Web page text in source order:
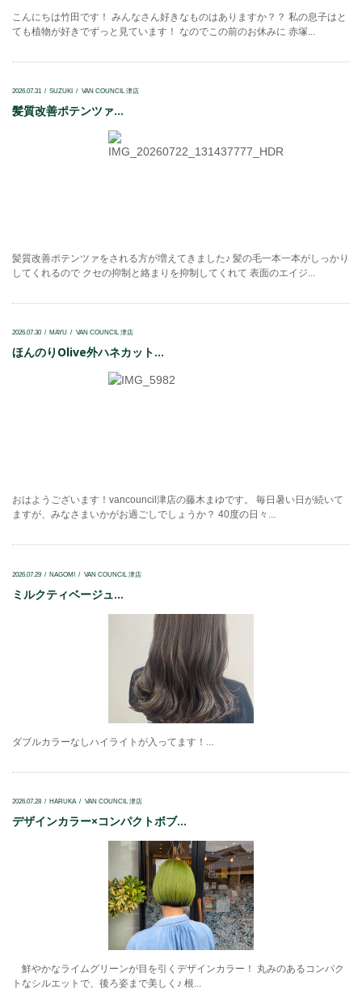
こんにちは竹田です！ みんなさん好きなものはありますか？？ 私の息子はと
ても植物が好きでずっと見ています！ なのでこの前のお休みに 赤塚...
2026.07.31 SUZUKI VAN COUNCIL 津店
髪質改善ポテンツァ...
髪質改善ポテンツァをされる方が増えてきました♪ 髪の毛一本一本がしっかり
してくれるので クセの抑制と絡まりを抑制してくれて 表面のエイジ...
2026.07.30 MAYU VAN COUNCIL 津店
ほんのりOlive外ハネカット...
おはようございます！vancouncil津店の藤木まゆです。 毎日暑い日が続いて
ますが、みなさまいかがお過ごしでしょうか？ 40度の日々...
2026.07.29 NAGOMI VAN COUNCIL 津店
ミルクティベージュ...
ダブルカラーなしハイライトが入ってます！...
2026.07.28 HARUKA VAN COUNCIL 津店
デザインカラー×コンパクトボブ...
鮮やかなライムグリーンが目を引くデザインカラー！ 丸みのあるコンパク
トなシルエットで、後ろ姿まで美しく♪ 根...